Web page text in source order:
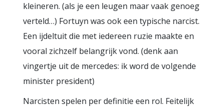
kleineren. (als je een leugen maar vaak genoeg
verteld…) Fortuyn was ook een typische narcist.
Een ijdeltuit die met iedereen ruzie maakte en
vooral zichzelf belangrijk vond. (denk aan
vingertje uit de mercedes: ik word de volgende
minister president)
Narcisten spelen per definitie een rol. Feitelijk